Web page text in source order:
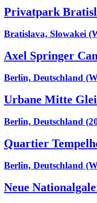
Privatpark
Bratislava, Slowakei
Axel Springer
Berlin, Deutschland
Urbane Mitte
Berlin, Deutschland
Quartier
Berlin, Deutschland
Neue